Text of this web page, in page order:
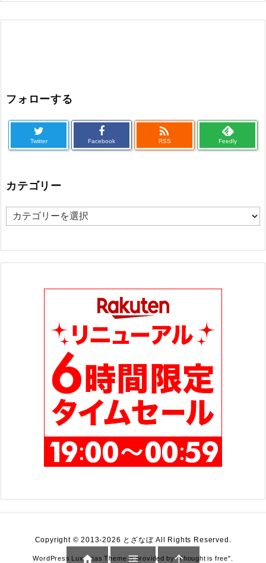
フォローする
Twitter Facebook

RSS Feedly
カテゴリー
カ
ゴ
Copyright ©2013-2026 とざなぼAll Rights Reserved.
WordPress Luxeritas Theme is provided by "Thought is free".
  